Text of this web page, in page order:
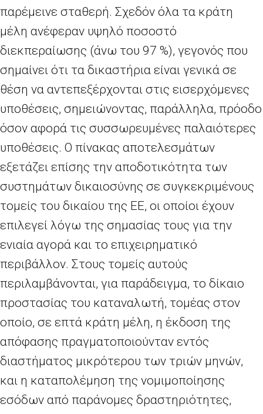
παρέμεινε σταθερή. Σχεδόν όλα τα κράτη
μέλη ανέφεραν υψηλό ποσοστό
διεκπεραίωσης (άνω του 97 %), γεγονός που
σημαίνει ότι τα δικαστήρια είναι γενικά σε
θέση να αντεπεξέρχονται στις εισερχόμενες
υποθέσεις, σημειώνοντας, παράλληλα, πρόοδο
όσον αφορά τις συσσωρευμένες παλαιότερες
υποθέσεις. Ο πίνακας αποτελεσμάτων
εξετάζει επίσης την αποδοτικότητα των
συστημάτων δικαιοσύνης σε συγκεκριμένους
τομείς του δικαίου της ΕΕ, οι οποίοι έχουν
επιλεγεί λόγω της σημασίας τους για την
ενιαία αγορά και το επιχειρηματικό
περιβάλλον. Στους τομείς αυτούς
περιλαμβάνονται, για παράδειγμα, το δίκαιο
προστασίας του καταναλωτή, τομέας στον
οποίο, σε επτά κράτη μέλη, η έκδοση της
απόφασης πραγματοποιούνταν εντός
διαστήματος μικρότερου των τριών μηνών,
και η καταπολέμηση της νομιμοποίησης
εσόδων από παράνομες δραστηριότητες,